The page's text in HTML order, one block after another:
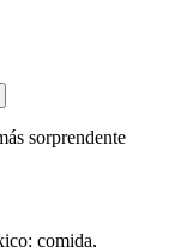
sorprendente
comida,